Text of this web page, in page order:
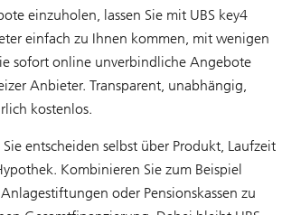
einzuholen, lassen Sie mit UBS key4
einfach zu Ihnen kommen, mit wenigen
sofort online unverbindliche Angebote
Anbieter. Transparent, unabhängig,
kostenlos.
entscheiden selbst über Produkt, Laufzeit
Kombinieren Sie zum Beispiel
oder Pensionskassen zu